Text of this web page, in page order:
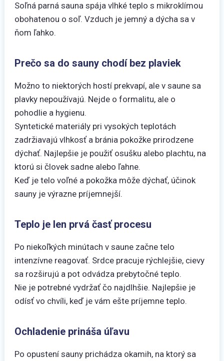
Soľná parná sauna spája vlhké teplo s mikroklímou
obohatenou o soľ. Vzduch je jemný a dýcha sa v
ňom ľahko.
Prečo sa do sauny chodí bez plaviek
Možno to niektorých hostí prekvapí, ale v saune sa
plavky nepoužívajú. Nejde o formalitu, ale o
pohodlie a hygienu.
Syntetické materiály pri vysokých teplotách
zadržiavajú vlhkosť a bránia pokožke prirodzene
dýchať. Najlepšie je použiť osušku alebo plachtu, na
ktorú si človek sadne alebo ľahne.
Keď je telo voľné a pokožka môže dýchať, účinok
sauny je výrazne príjemnejší.
Teplo je len prvá časť procesu
Po niekoľkých minútach v saune začne telo
intenzívne reagovať. Srdce pracuje rýchlejšie, cievy
sa rozširujú a pot odvádza prebytočné teplo.
Nie je potrebné vydržať čo najdlhšie. Najlepšie je
odísť vo chvíli, keď je vám ešte príjemne teplo.
Ochladenie prináša úľavu
Po opustení sauny prichádza okamih, na ktorý sa